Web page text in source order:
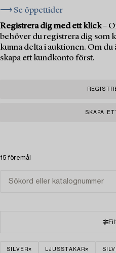
⟶ Se öppettider
Registrera dig med ett klick–
behöver du registrera dig som
kunna delta i auktionen. Om du
skapa ett kundkonto först.
SKAPA
15 föremål
SILVER LJUSSTAKAR